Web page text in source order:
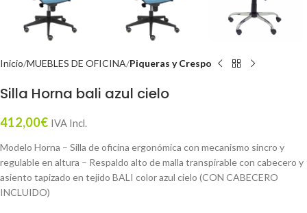
Inicio MUEBLES DE OFICINA Piqueras y Crespo
Silla Horna bali azul cielo
412,00€ IVA Incl.
Modelo Horna – Silla de oficina ergonómica con mecanismo sincro y
regulable en altura – Respaldo alto de malla transpirable con cabecero y
asiento tapizado en tejido BALI color azul cielo (CON CABECERO
INCLUIDO)